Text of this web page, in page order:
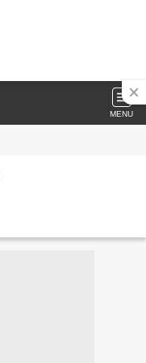
MENU